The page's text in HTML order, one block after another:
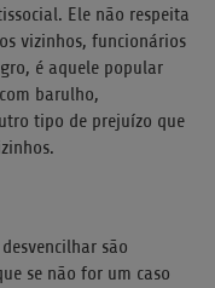
Ele não respeita
vizinhos, funcionários
é aquele popular
barulho,
tipo de prejuízo que
são
se não for um caso